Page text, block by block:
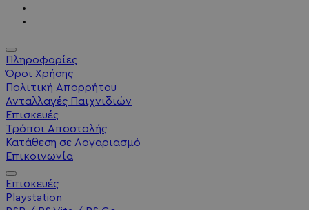
Πληροφορίες
Όροι Χρήσης
Πολιτική Απορρήτου
Ανταλλαγές Παιχνιδιών
Επισκευές
Τρόποι Αποστολής
Κατάθεση σε Λογαριασμό
Επικοινωνία
Επισκευές
Playstation